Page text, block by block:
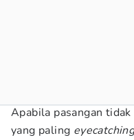
Apabila pasangan
yang paling